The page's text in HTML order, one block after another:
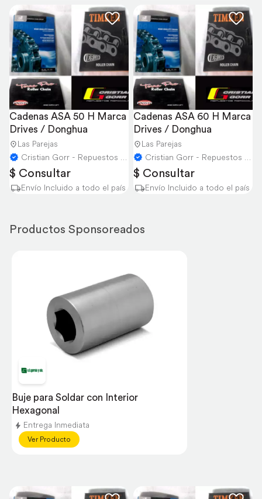
Cadenas ASA 50 H Marca
Drives / Donghua
Las Parejas
Cristian Gorr - Repuestos Agricolas
$ Consultar
Envío Incluido a todo el país
Cadenas ASA 60 H Marca
Drives / Donghua
Las Parejas
Cristian Gorr - Repuestos Agricolas
$ Consultar
Envío Incluido a todo el país
Productos Sponsoreados
Buje para Soldar con Interior
Hexagonal
Entrega Inmediata
Ver Producto